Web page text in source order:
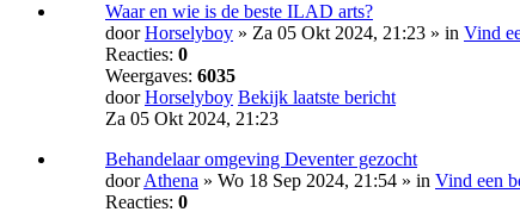
Waar en wie is de beste ILAD arts?
doorHorselyboy » Za 05 Okt 2024, 21:23 » in Vind
Reacties: 0
Weergaves: 6035
doorHorselyboy Bekijk laatste bericht
Za 05 Okt 2024, 21:23
Behandelaar omgeving Deventer gezocht
doorAthena » Wo 18 Sep 2024, 21:54 » in Vind een
Reacties: 0